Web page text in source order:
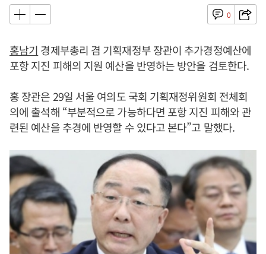
0
홍남기 경제부총리 겸 기획재정부 장관이 추가경정예산에
포항 지진 피해의 지원 예산을 반영하는 방안을 검토한다.
홍 장관은 29일 서울 여의도 국회 기획재정위원회 전체회
의에 출석해 “부분적으로 가능하다면 포항 지진 피해와 관
련된 예산을 추경에 반영할 수 있다고 본다”고 말했다.